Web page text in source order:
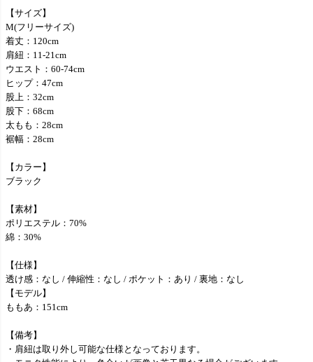
【サイズ】
M(フリーサイズ)
着丈：120cm
肩紐：11-21cm
ウエスト：60-74cm
ヒップ：47cm
股上：32cm
股下：68cm
太もも：28cm
裾幅：28cm
【カラー】
ブラック
【素材】
ポリエステル：70%
綿：30%
【仕様】
透け感：なし / 伸縮性：なし / ポケット：あり / 裏地：なし
【モデル】
ももあ：151cm
【備考】
・肩紐は取り外し可能な仕様となっております。